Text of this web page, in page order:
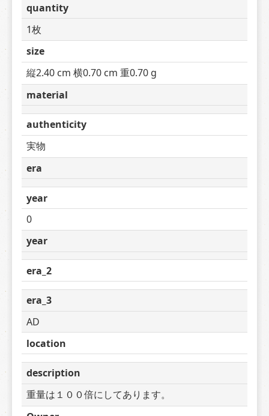
quantity
1枚
size
縦2.40 cm 横0.70 cm 重0.70 g
material
authenticity
実物
era
year
0
year
era_2
era_3
AD
location
description
重量は１００倍にしてあります。